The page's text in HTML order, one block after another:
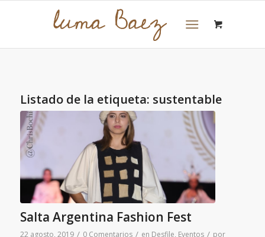
Listado de la etiqueta: sustentable
Salta Argentina Fashion Fest
22 agosto, 2019 / 0 Comentarios / en Desfile, Eventos / por